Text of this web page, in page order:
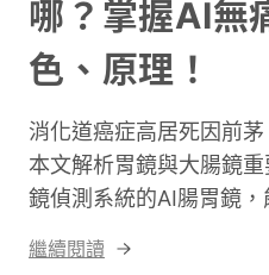
哪？掌握AI無
色、原理！
消化道癌症高居死因前
本文解析胃鏡與大腸鏡
鏡偵測系統的AI腸胃鏡
護健康！
繼續閱讀